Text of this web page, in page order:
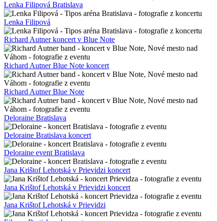
Lenka Filipová Bratislava
Lenka Filipová
Richard Autner koncert v Blue Note
Richard Autner Blue Note koncert
Richard Autner Blue Note
Deloraine Bratislava
Deloraine Bratislava koncert
Deloraine event Bratislava
Jana Krištof Lehotská v Prievidzi koncert
Jana Krištof Lehotská v Prievidzi koncert
Jana Krištof Lehotská v Prievidzi